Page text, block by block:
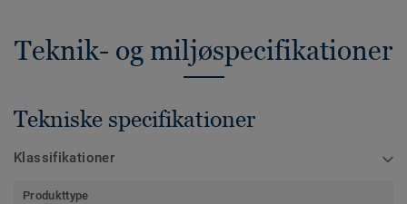
Teknik- og miljøspecifikationer
Tekniske specifikationer
Klassifikationer
Produkttype